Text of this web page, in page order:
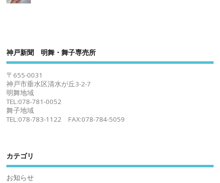
神戸新聞 明舞・舞子専売所
〒655-0031
神戸市垂水区清水が丘3-2-7
明舞地域
TEL:078-781-0052
舞子地域
TEL:078-783-1122 FAX:078-784-5059
カテゴリ
お知らせ